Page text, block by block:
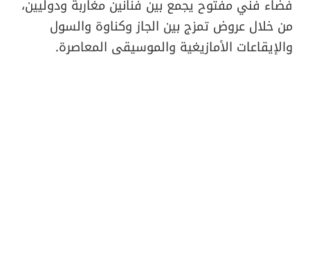
فضاء فني مفتوح يجمع بين فنانين مغاربة ودوليين،
من خلال عروض تمزج بين الجاز وكناوة والسول
والإيقاعات الأمازيغية والموسيقى المعاصرة.